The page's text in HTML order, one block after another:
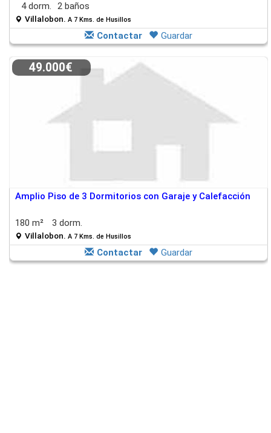
4 dorm.
2 baños
Villalobon. A 7 Kms. de Husillos
Contactar Guardar
49.000€
Amplio Piso de 3 Dormitorios con Garaje y Calefacción
180 m² 3 dorm.
Villalobon. A 7 Kms. de Husillos
Contactar Guardar